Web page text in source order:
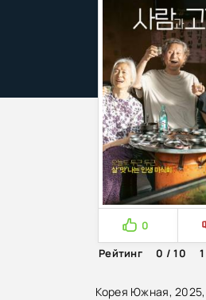
Корея Южная, 2025,
0
Рейтинг
0 / 10 1